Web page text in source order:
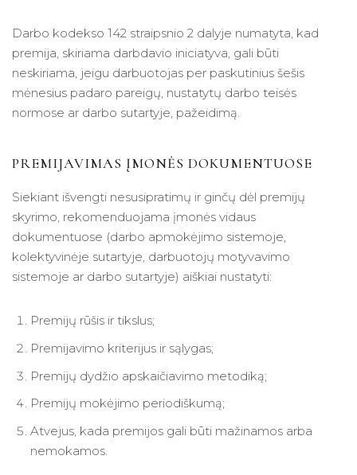
Darbo kodekso 142 straipsnio 2 dalyje numatyta, kad
premija, skiriama darbdavio iniciatyva, gali būti
neskiriama, jeigu darbuotojas per paskutinius šešis
mėnesius padaro pareigų, nustatytų darbo teisės
normose ar darbo sutartyje, pažeidimą.
PREMIJAVIMAS ĮMONĖS DOKUMENTUOSE
Siekiant išvengti nesusipratimų ir ginčų dėl premijų
skyrimo, rekomenduojama įmonės vidaus
dokumentuose (darbo apmokėjimo sistemoje,
kolektyvinėje sutartyje, darbuotojų motyvavimo
sistemoje ar darbo sutartyje) aiškiai nustatyti:
Premijų rūšis ir tikslus;
Premijavimo kriterijus ir sąlygas;
Premijų dydžio apskaičiavimo metodiką;
Premijų mokėjimo periodiškumą;
Atvejus, kada premijos gali būti mažinamos arba
nemokamos.